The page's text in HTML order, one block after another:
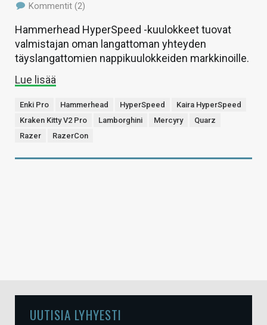
Kommentit (2)
Hammerhead HyperSpeed -kuulokkeet tuovat
valmistajan oman langattoman yhteyden
täyslangattomien nappikuulokkeiden markkinoille.
Lue lisää
Enki Pro Hammerhead HyperSpeed
Kaira HyperSpeed
Kraken Kitty V2 Pro
Lamborghini Mercyry
Quarz
Razer
RazerCon
UUTISIA LYHYESTI